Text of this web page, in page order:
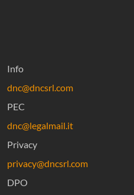
Info
dnc@dncsrl.com
PEC
dnc@legalmail.it
Privacy
privacy@dncsrl.com
DPO